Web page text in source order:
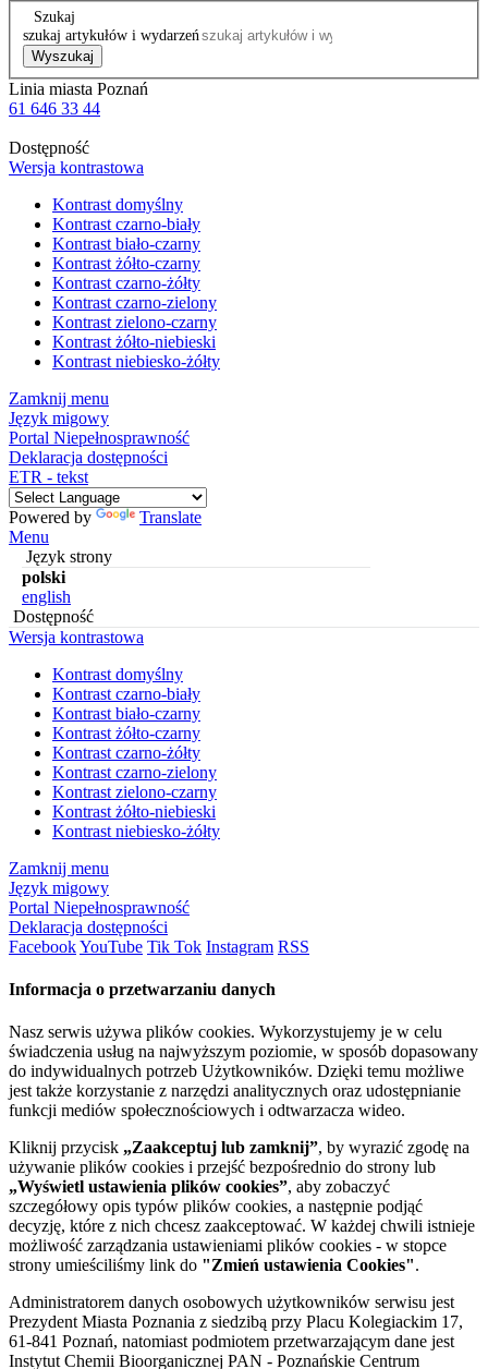
Szukaj
szukaj artykułów i wydarzeń
Wyszukaj
Linia miasta Poznań
61 646 33 44
Dostępność
Wersja kontrastowa
Kontrast domyślny
Kontrast czarno-biały
Kontrast biało-czarny
Kontrast żółto-czarny
Kontrast czarno-żółty
Kontrast czarno-zielony
Kontrast zielono-czarny
Kontrast żółto-niebieski
Kontrast niebiesko-żółty
Zamknij menu
Język migowy
Portal Niepełnosprawność
Deklaracja dostępności
ETR - tekst
Powered by
Translate
Menu
Język strony
polski
english
Dostępność
Wersja kontrastowa
Kontrast domyślny
Kontrast czarno-biały
Kontrast biało-czarny
Kontrast żółto-czarny
Kontrast czarno-żółty
Kontrast czarno-zielony
Kontrast zielono-czarny
Kontrast żółto-niebieski
Kontrast niebiesko-żółty
Zamknij menu
Język migowy
Portal Niepełnosprawność
Deklaracja dostępności
FacebookYouTube Tik Tok Instagram RSS
Informacja o przetwarzaniu danych
Nasz serwis używa plików cookies. Wykorzystujemy je w celu
świadczenia usług na najwyższym poziomie, w sposób dopasowany
do indywidualnych potrzeb Użytkowników. Dzięki temu możliwe
jest także korzystanie z narzędzi analitycznych oraz udostępnianie
funkcji mediów społecznościowych i odtwarzacza wideo.
Kliknij przycisk „Zaakceptuj lub zamknij”, by wyrazić zgodę na
używanie plików cookies i przejść bezpośrednio do strony lub
„Wyświetl ustawienia plików cookies”, aby zobaczyć
szczegółowy opis typów plików cookies, a następnie podjąć
decyzję, które z nich chcesz zaakceptować. W każdej chwili istnieje
możliwość zarządzania ustawieniami plików cookies - w stopce
strony umieściliśmy link do "Zmień ustawienia Cookies".
Administratorem danych osobowych użytkowników serwisu jest
Prezydent Miasta Poznania z siedzibą przy Placu Kolegiackim 17,
61-841 Poznań, natomiast podmiotem przetwarzającym dane jest
Instytut Chemii Bioorganicznej PAN - Poznańskie Centrum